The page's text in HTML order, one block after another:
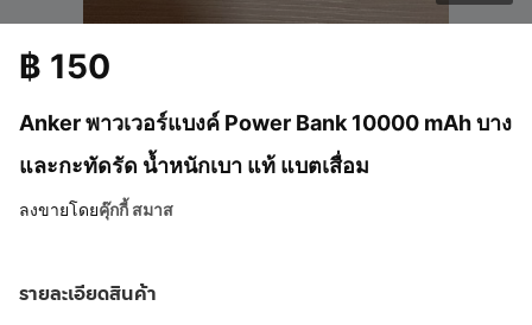
Anker พาวเวอร์แบงค์ Power Bank 10000 mAh บาง
และกะทัดรัด น้ำหนักเบา แท้ แบตเสื่อม
฿ 150
ลงขายโดยคุ๊กกี้ สมาส
รายละเอียดสินค้า